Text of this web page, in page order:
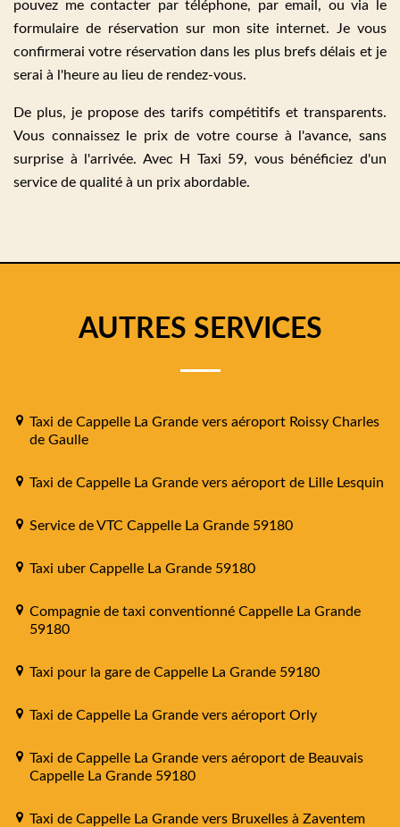
pouvez me contacter par téléphone, par email, ou via le
formulaire de réservation sur mon site internet. Je vous
confirmerai votre réservation dans les plus brefs délais et je
serai à l'heure au lieu de rendez-vous.
De plus, je propose des tarifs compétitifs et transparents.
Vous connaissez le prix de votre course à l'avance, sans
surprise à l'arrivée. Avec H Taxi 59, vous bénéficiez d'un
service de qualité à un prix abordable.
AUTRES SERVICES
Taxi de Cappelle La Grande vers aéroport Roissy Charles
de Gaulle
Taxi de Cappelle La Grande vers aéroport de Lille Lesquin
Service de VTC Cappelle La Grande 59180
Taxi uber Cappelle La Grande 59180
Compagnie de taxi conventionné Cappelle La Grande
59180
Taxi pour la gare de Cappelle La Grande 59180
Taxi de Cappelle La Grande vers aéroport Orly
Taxi de Cappelle La Grande vers aéroport de Beauvais
Cappelle La Grande 59180
Taxi de Cappelle La Grande vers Bruxelles à Zaventem